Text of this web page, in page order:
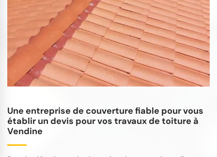
Une entreprise de couverture fiable pour vous
établir un devis pour vos travaux de toiture à
Vendine